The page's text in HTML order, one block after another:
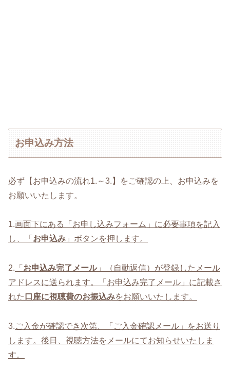
お申込み方法
必ず【お申込みの流れ1.～3.】をご確認の上、お申込みを
お願いいたします。
1.画面下にある「お申し込みフォーム」に必要事項を記入
し、「 お申込み 」ボタンを押します。
2. 「 お申込み完了メール」（自動返信）が登録したメール
アドレスに送られます。「お申込み完了メール」に記載さ
れた 口座に視聴費のお振込みをお願いいたします。
3.ご入金が確認でき次第、「ご入金確認メール」をお送り
します。後日、視聴方法をメールにてお知らせいたしま
す。